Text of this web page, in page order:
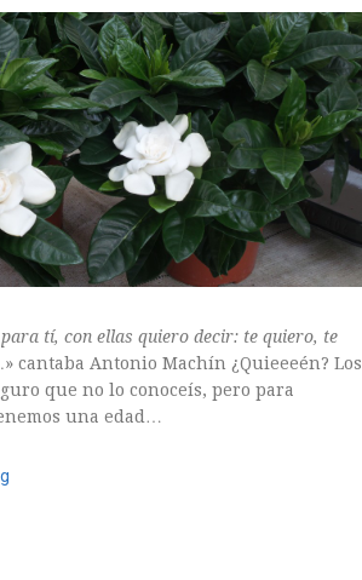
tí, con ellas quiero decir: te quiero, te
» cantaba Antonio Machín ¿Quieeeén? Los
que no lo conoceís, pero para
una edad…